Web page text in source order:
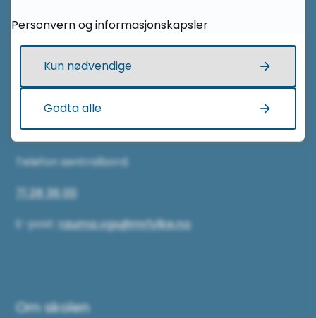
6300 Åndalsnes
Kontakt oss
Telefon sentralbord:
71 28 36 00
E-post:rauma.vgs@mrfylke.no
Om skolen
Personvern og informasjonskapsler
Kun nødvendige
Godta alle